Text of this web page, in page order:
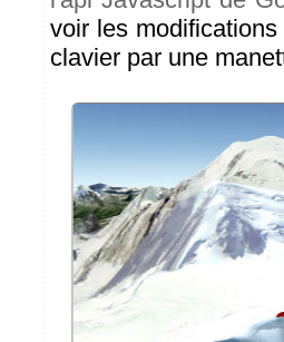
voir les
clavier par une